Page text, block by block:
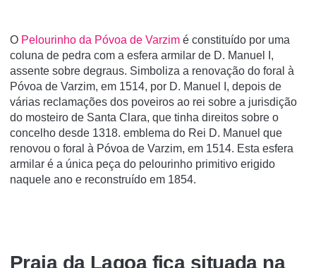
O Pelourinho da Póvoa de Varzim é constituí­do por uma
coluna de pedra com a esfera armilar de D. Manuel I,
assente sobre degraus. Simboliza a renovação do foral à
Póvoa de Varzim, em 1514, por D. Manuel I, depois de
várias reclamações dos poveiros ao rei sobre a jurisdição
do mosteiro de Santa Clara, que tinha direitos sobre o
concelho desde 1318. emblema do Rei D. Manuel que
renovou o foral à Póvoa de Varzim, em 1514. Esta esfera
armilar é a única peça do pelourinho primitivo erigido
naquele ano e reconstruído em 1854.
Praia da Lagoa fica situada na